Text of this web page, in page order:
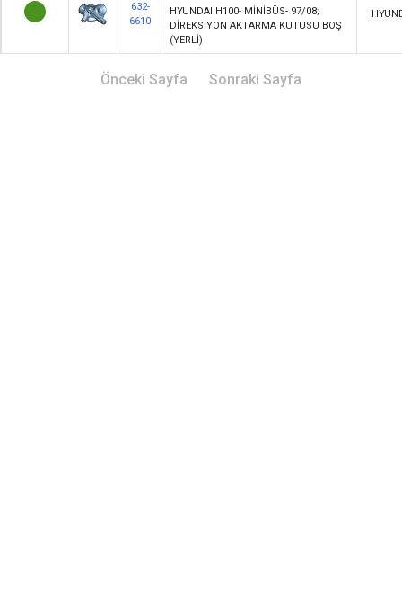
632-
6610
HYUNDAI H100- MİNİBÜS- 97/08;
DİREKSİYON AKTARMA KUTUSU BOŞ
(YERLİ)
Önceki Sayfa Sonraki Sayfa